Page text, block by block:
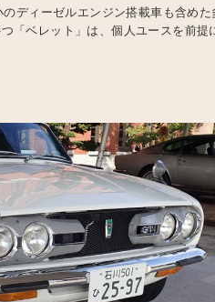
ディーゼルエンジン搭載車も含めた
「ベレット」は、個人ユースを前提